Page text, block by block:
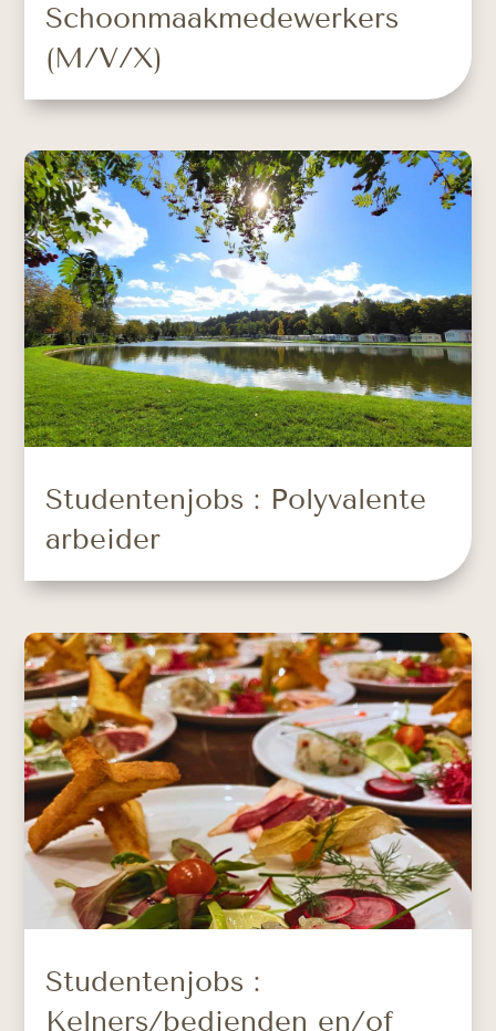
Schoonmaakmedewerkers
(M/V/X)
Studentenjobs : Polyvalente
arbeider
Studentenjobs :
Kelners/bedienden en/of